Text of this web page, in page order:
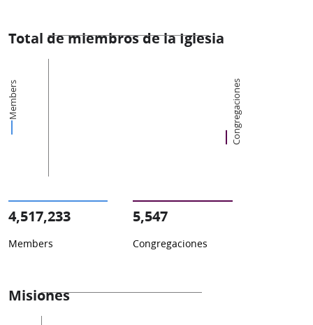
Total de miembros de la Iglesia
Members Congregaciones
4,517,233
Members
5,547
Congregaciones
Misiones